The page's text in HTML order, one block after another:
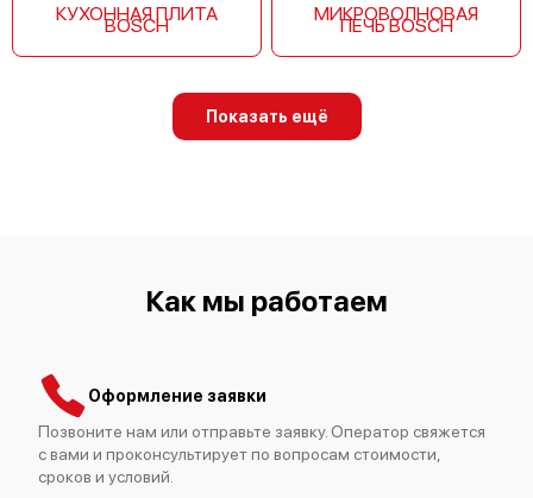
КУХОННАЯ ПЛИТА
BOSCH
МИКРОВОЛНОВАЯ
ПЕЧЬ BOSCH
Показать ещё
Как мы работаем
Оформление заявки
Позвоните нам или отправьте заявку. Оператор свяжется
с вами и проконсультирует по вопросам стоимости,
сроков и условий.